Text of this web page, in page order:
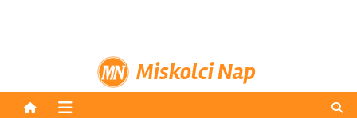
Miskolci Nap